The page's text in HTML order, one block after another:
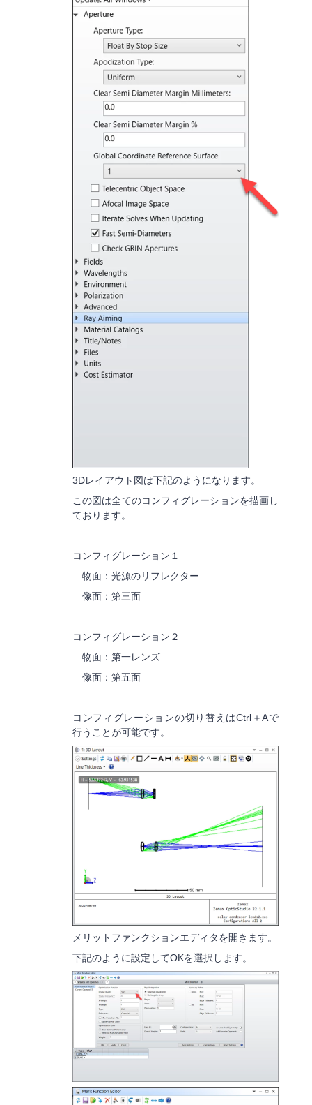
3Dレイアウト図は下記のようになります。
この図は全てのコンフィグレーションを描画し
ております。
コンフィグレーション１
物面：光源のリフレクター
像面：第三面
コンフィグレーション２
物面：第一レンズ
像面：第五面
コンフィグレーションの切り替えはCtrl＋Aで
行うことが可能です。
メリットファンクションエディタを開きます。
下記のように設定してOKを選択します。